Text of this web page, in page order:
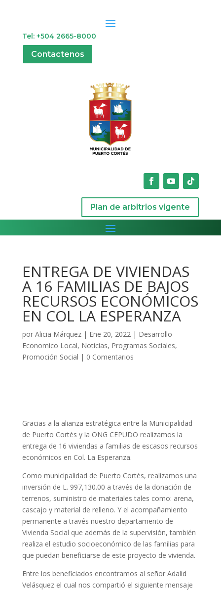
Tel: +504 2665-8000
Contactenos
Plan de arbitrios vigente
ENTREGA DE VIVIENDAS
A 16 FAMILIAS DE BAJOS
RECURSOS ECONÓMICOS
EN COL LA ESPERANZA
por Alicia Márquez| Ene 20, 2022| Desarrollo
Economico Local, Noticias, Programas Sociales,
Promoción Social | 0 Comentarios
Gracias a la alianza estratégica entre la Municipalidad
de Puerto Cortés y la ONG CEPUDO realizamos la
entrega de 16 viviendas a familias de escasos recursos
económicos en Col. La Esperanza.
Como municipalidad de Puerto Cortés, realizamos una
inversión de L. 997,130.00 a través de la donación de
terrenos, suministro de materiales tales como: arena,
cascajo y material de relleno. Y el acompañamiento
permanente a través nuestro departamento de
Vivienda Social que además de la supervisión, también
realiza el estudio socioeconómico de las familias para
que puedan beneficiarse de este proyecto de vivienda.
Entre los beneficiados encontramos al señor Adalid
Velásquez el cual nos compartió el siguiente mensaje